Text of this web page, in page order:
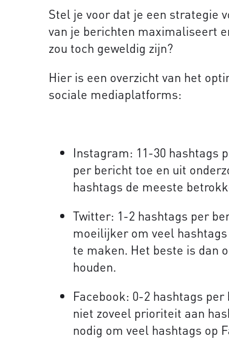
Stel je voor dat je een strategie
van je berichten maximaliseert
zou toch geweldig zijn?
Hier is een overzicht van het
sociale mediaplatforms:
Instagram: 11-30 hashtags
per bericht toe en uit
hashtags de meeste
Twitter: 1-2 hashtags per
moeilijker om veel
te maken. Het beste is dan
houden.
Facebook: 0-2 hashtags
niet zoveel prioriteit aan
nodig om veel hashtags op